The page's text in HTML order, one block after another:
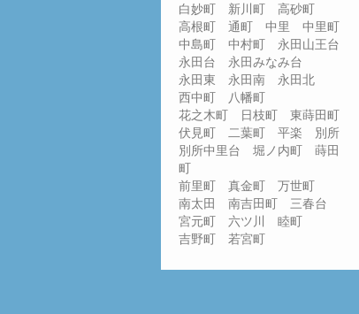
白妙町 新川町 高砂町
高根町 通町 中里 中里町
中島町 中村町 永田山王台
永田台 永田みなみ台
永田東 永田南 永田北
西中町 八幡町
花之木町 日枝町 東蒔田町
伏見町 二葉町 平楽 別所
別所中里台 堀ノ内町 蒔田
町
前里町 真金町 万世町
南太田 南吉田町 三春台
宮元町 六ツ川 睦町
吉野町 若宮町